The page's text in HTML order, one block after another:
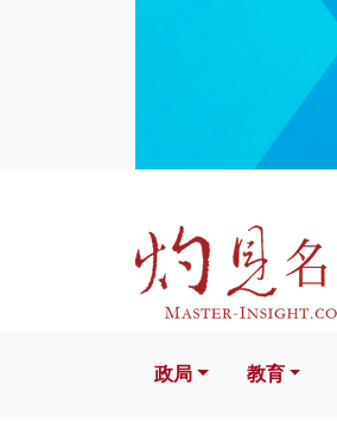
文化
政局 教育